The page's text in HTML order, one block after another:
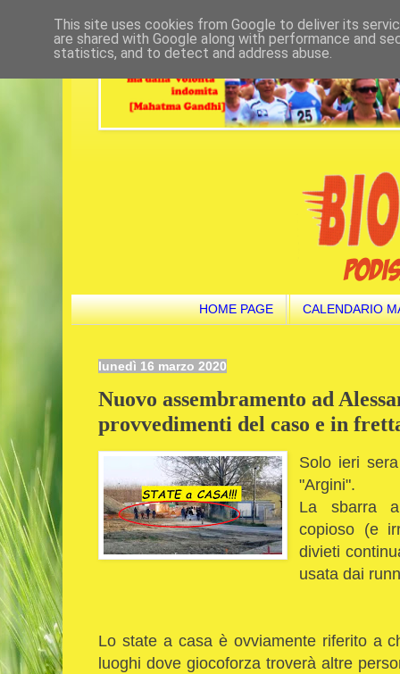
HOME PAGE CALENDARIO
lunedì 16 marzo 2020
Nuovo assembramento ad
provvedimenti del caso e in
Solo ieri
"Argini".
La sbarra
copioso (e
divieti
usata dai
Lo state a casa è ovviamente riferito a
luoghi dove giocoforza troverà altre
This site uses cookies from Google to deliver its
are shared with Google along with performance and
statistics, and to detect and address abuse.